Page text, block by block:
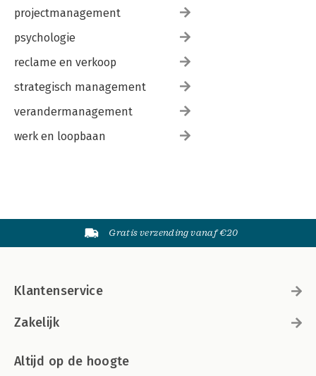
projectmanagement
psychologie
reclame en verkoop
strategisch management
verandermanagement
werk en loopbaan
Gratis verzending vanaf €20
Klantenservice
Zakelijk
Altijd op de hoogte